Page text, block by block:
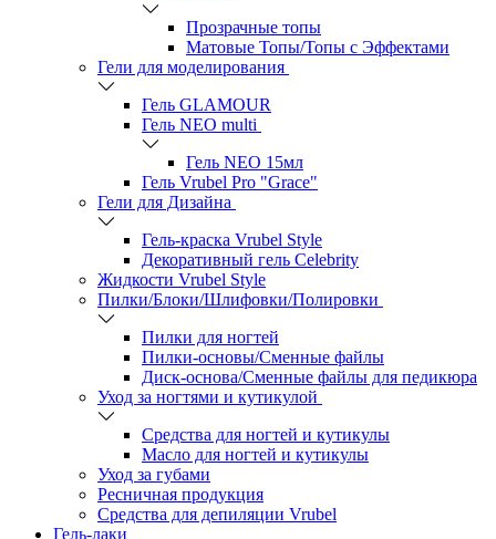
Прозрачные топы
Матовые Топы/Топы с Эффектами
Гели для моделирования
Гель GLAMOUR
Гель NEO multi
Гель NEO 15мл
Гель Vrubel Pro "Grace"
Гели для Дизайна
Гель-краска Vrubel Style
Декоративный гель Celebrity
Жидкости Vrubel Style
Пилки/Блоки/Шлифовки/Полировки
Пилки для ногтей
Пилки-основы/Сменные файлы
Диск-основа/Сменные файлы для педикюра
Уход за ногтями и кутикулой
Средства для ногтей и кутикулы
Масло для ногтей и кутикулы
Уход за губами
Ресничная продукция
Средства для депиляции Vrubel
Гель-лаки